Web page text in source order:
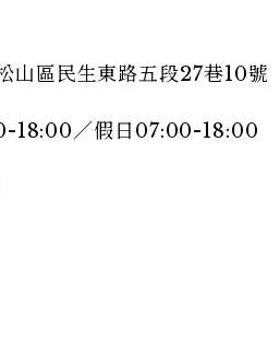
山區民生東路五段27巷10號
18:00／假日07:00-18:00